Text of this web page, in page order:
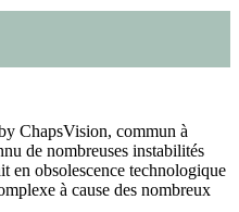
ChapsVision, commun à
de nombreuses instabilités
en obsolescence technologique
à cause des nombreux